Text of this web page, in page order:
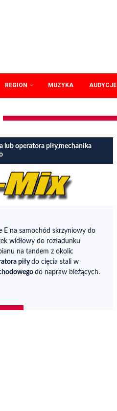
REGION MUZYKA AUDYCJE
lub operatora piły,mechanika
E na samochód skrzyniowy do
widłowy do rozładunku
na tandem z okolic
piłydo cięcia stali w
do napraw bieżących.